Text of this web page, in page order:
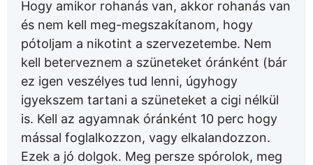
Hogy amikor rohanás van, akkor rohanás van
és nem kell meg-megszakítanom, hogy
pótoljam a nikotint a szervezetembe. Nem
kell beterveznem a szüneteket óránként (bár
ez igen veszélyes tud lenni, úgyhogy
igyekszem tartani a szüneteket a cigi nélkül
is. Kell az agyamnak óránként 10 perc hogy
mással foglalkozzon, vagy elkalandozzon.
Ezek a jó dolgok. Meg persze spórolok, meg